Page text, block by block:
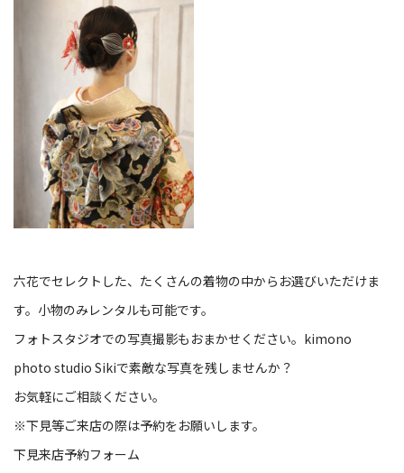
六花でセレクトした、たくさんの着物の中からお選びいただけま
す。小物のみレンタルも可能です。
フォトスタジオでの写真撮影もおまかせください。 kimono
photo studio Sikiで素敵な写真を残しませんか？
お気軽にご相談ください。
※下見等ご来店の際は予約をお願いします。
下見来店予約フォーム